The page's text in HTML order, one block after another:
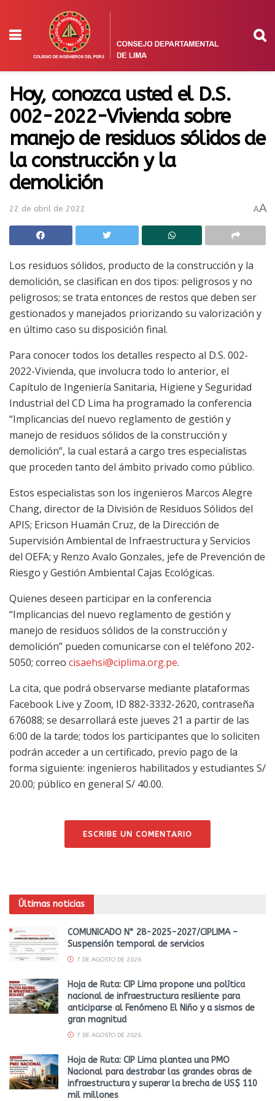
Hoy, conozca usted el D.S.
002-2022-Vivienda sobre
manejo de residuos sólidos de
la construcción y la
demolición
22 de abril de 2022 AA
Los residuos sólidos, producto de la construcción y la
demolición, se clasifican en dos tipos: peligrosos y no
peligrosos; se trata entonces de restos que deben ser
gestionados y manejados priorizando su valorización y
en último caso su disposición final.
Para conocer todos los detalles respecto al D.S. 002-
2022-Vivienda, que involucra todo lo anterior, el
Capítulo de Ingeniería Sanitaria, Higiene y Seguridad
Industrial del CD Lima ha programado la conferencia
“Implicancias del nuevo reglamento de gestión y
manejo de residuos sólidos de la construcción y
demolición”, la cual estará a cargo tres especialistas
que proceden tanto del ámbito privado como público.
Estos especialistas son los ingenieros Marcos Alegre
Chang, director de la División de Residuos Sólidos del
APIS; Ericson Huamán Cruz, de la Dirección de
Supervisión Ambiental de Infraestructura y Servicios
del OEFA; y Renzo Avalo Gonzales, jefe de Prevención de
Riesgo y Gestión Ambiental Cajas Ecológicas.
Quienes deseen participar en la conferencia
“Implicancias del nuevo reglamento de gestión y
manejo de residuos sólidos de la construcción y
demolición” pueden comunicarse con el teléfono 202-
5050; correo cisaehsi@ciplima.org.pe.
La cita, que podrá observarse mediante plataformas
Facebook Live y Zoom, ID 882-3332-2620, contraseña
676088; se desarrollará este jueves 21 a partir de las
6:00 de la tarde; todos los participantes que lo soliciten
podrán acceder a un certificado, previo pago de la
forma siguiente: ingenieros habilitados y estudiantes S/
20.00; público en general S/ 40.00.
ESCRIBE UN COMENTARIO
Últimas noticias
COMUNICADO N° 28-2025-2027/CIPLIMA –
Suspensión temporal de servicios
7 DE AGOSTO DE 2026
Hoja de Ruta: CIP Lima propone una política
nacional de infraestructura resiliente para
anticiparse al Fenómeno El Niño y a sismos de
gran magnitud
7 DE AGOSTO DE 2026
Hoja de Ruta: CIP Lima plantea una PMO
Nacional para destrabar las grandes obras de
infraestructura y superar la brecha de US$ 110
mil millones